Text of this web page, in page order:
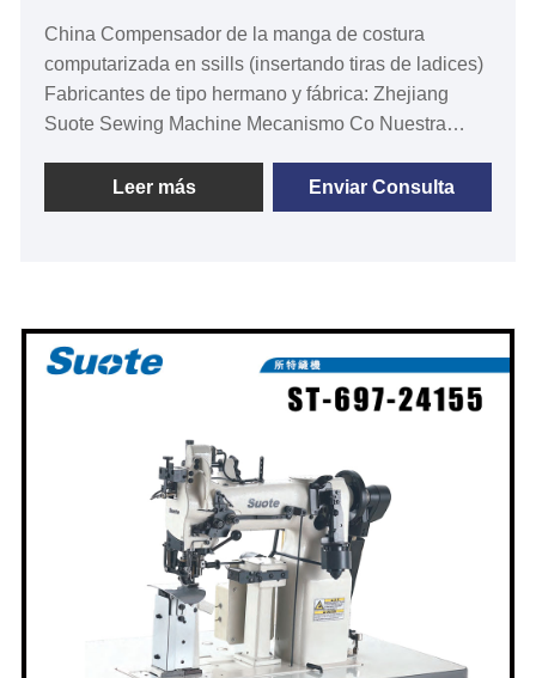
China Compensador de la manga de costura
computarizada en ssills (insertando tiras de ladices)
Fabricantes de tipo hermano y fábrica: Zhejiang
Suote Sewing Machine Mecanismo Co Nuestra
revestimiento de manga de costura computarizada
en las sisas ha sido perfeccionada en los últimos
Leer más Enviar Consulta